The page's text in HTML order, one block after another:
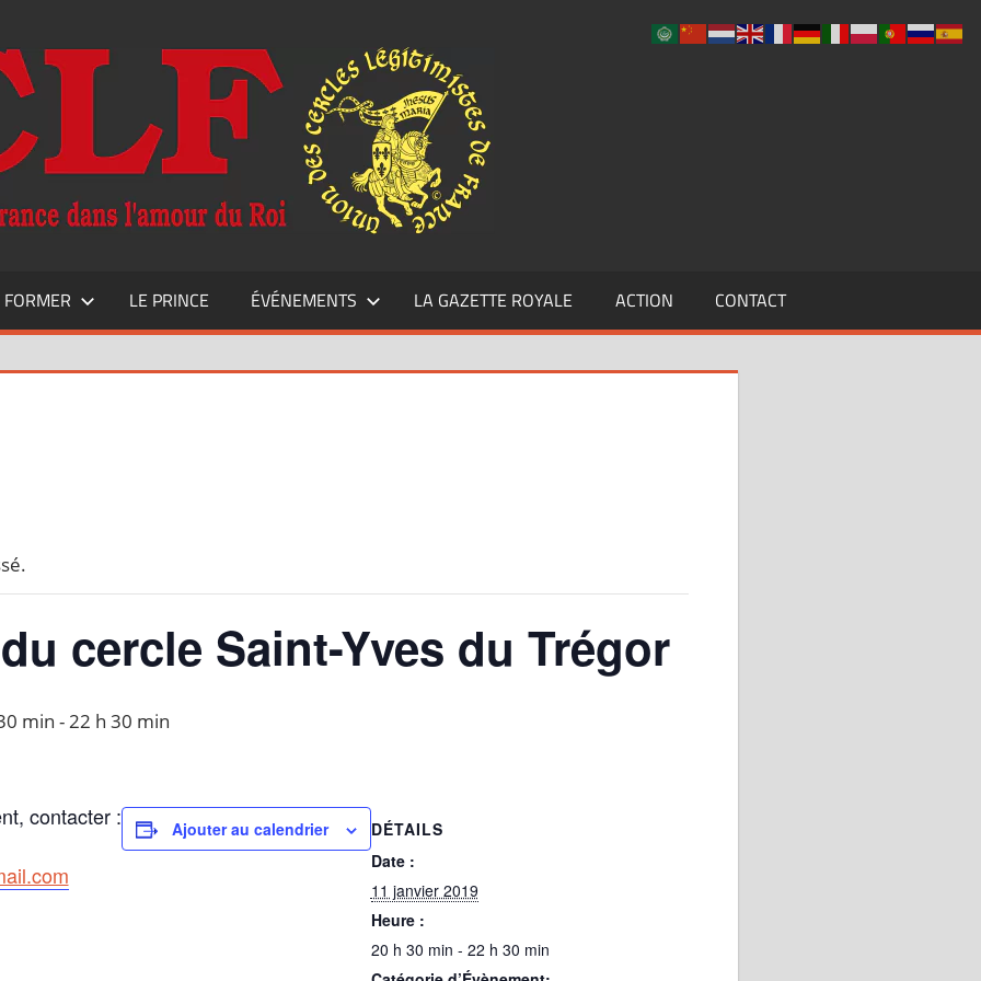
FORMER LE PRINCE ÉVÉNEMENTS LA GAZETTE ROYALE ACTION CONTACT
cercle Saint-Yves du Trégor
min -22 h 30 min
contacter : Ajouter au calendrier
DÉTAILS
Date :
11 janvier 2019
Heure :
20 h 30 min - 22 h 30 min